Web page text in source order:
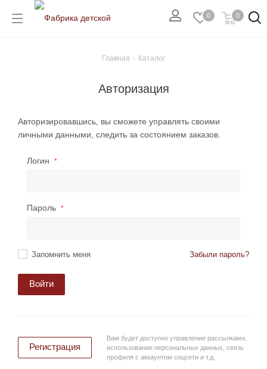
0 0
Главная - Каталог
Авторизация
Авторизировавшись, вы сможете управлять своими
личными данными, следить за состоянием заказов.
Логин *
Пароль *
Забыли пароль?
Запомнить меня
Войти
Регистрация
Вам будет доступно управление рассылками,
использование персональных данных, связь
профиля с аккаунтом соцсети и т.д.